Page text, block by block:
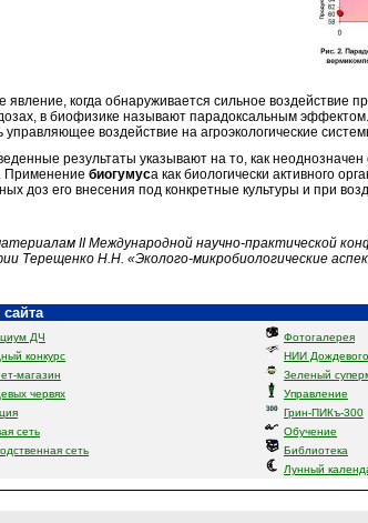
когда обнаруживается сильное воздействие
в биофизике называют парадоксальным
управляющее воздействие на агроэкологические
результаты указывают на то, как неоднозначен
Применение биогумуса как биологически активного
доз его внесения под конкретные культуры и при
II Международной научно-практической
Терещенко Н.Н. «Эколого-микробиологические
ДЧ
конкурс
магазин
червях
сеть
сеть
Фотогалерея
НИИ
Зеленый
Управление
Грин-ПИКъ-300
Обучение
Библиотека
Лунный